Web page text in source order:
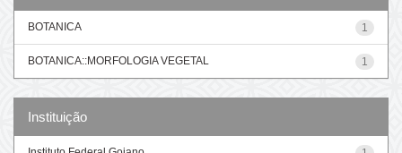
1
BOTANICA
1
BOTANICA::MORFOLOGIA VEGETAL
Instituição